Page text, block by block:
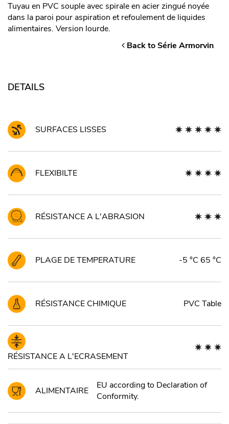
Tuyau en PVC souple avec spirale en acier zingué noyée
dans la paroi pour aspiration et refoulement de liquides
alimentaires. Version lourde.
Back to Série Armorvin
DETAILS
SURFACES LISSES
FLEXIBILTE
RÉSISTANCE A L'ABRASION
PLAGE DE TEMPERATURE -5 °C 65 °C
RÉSISTANCE CHIMIQUE PVC Table
RÉSISTANCE A L'ECRASEMENT
ALIMENTAIRE
EU according to Declaration of
Conformity.